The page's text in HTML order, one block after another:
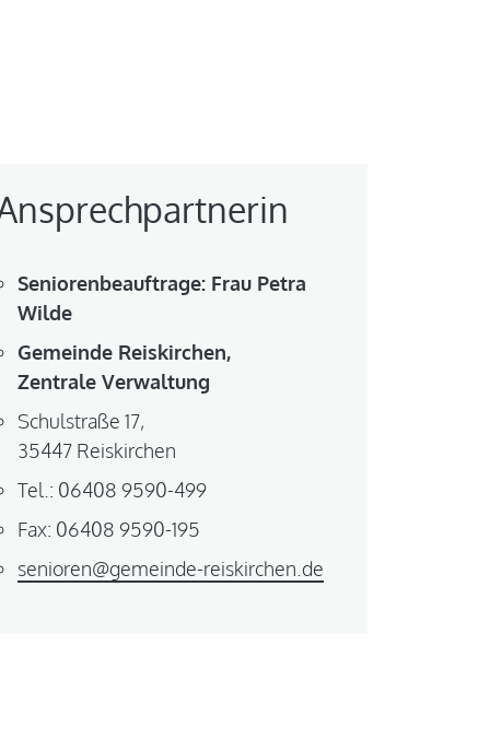
Seniorenbeauftrage: Frau Petra
Wilde
Gemeinde Reiskirchen,
Zentrale Verwaltung
Schulstraße 17,
35447 Reiskirchen
Tel.: 06408 9590-499
Fax: 06408 9590-195
senioren@gemeinde-reiskirchen.de